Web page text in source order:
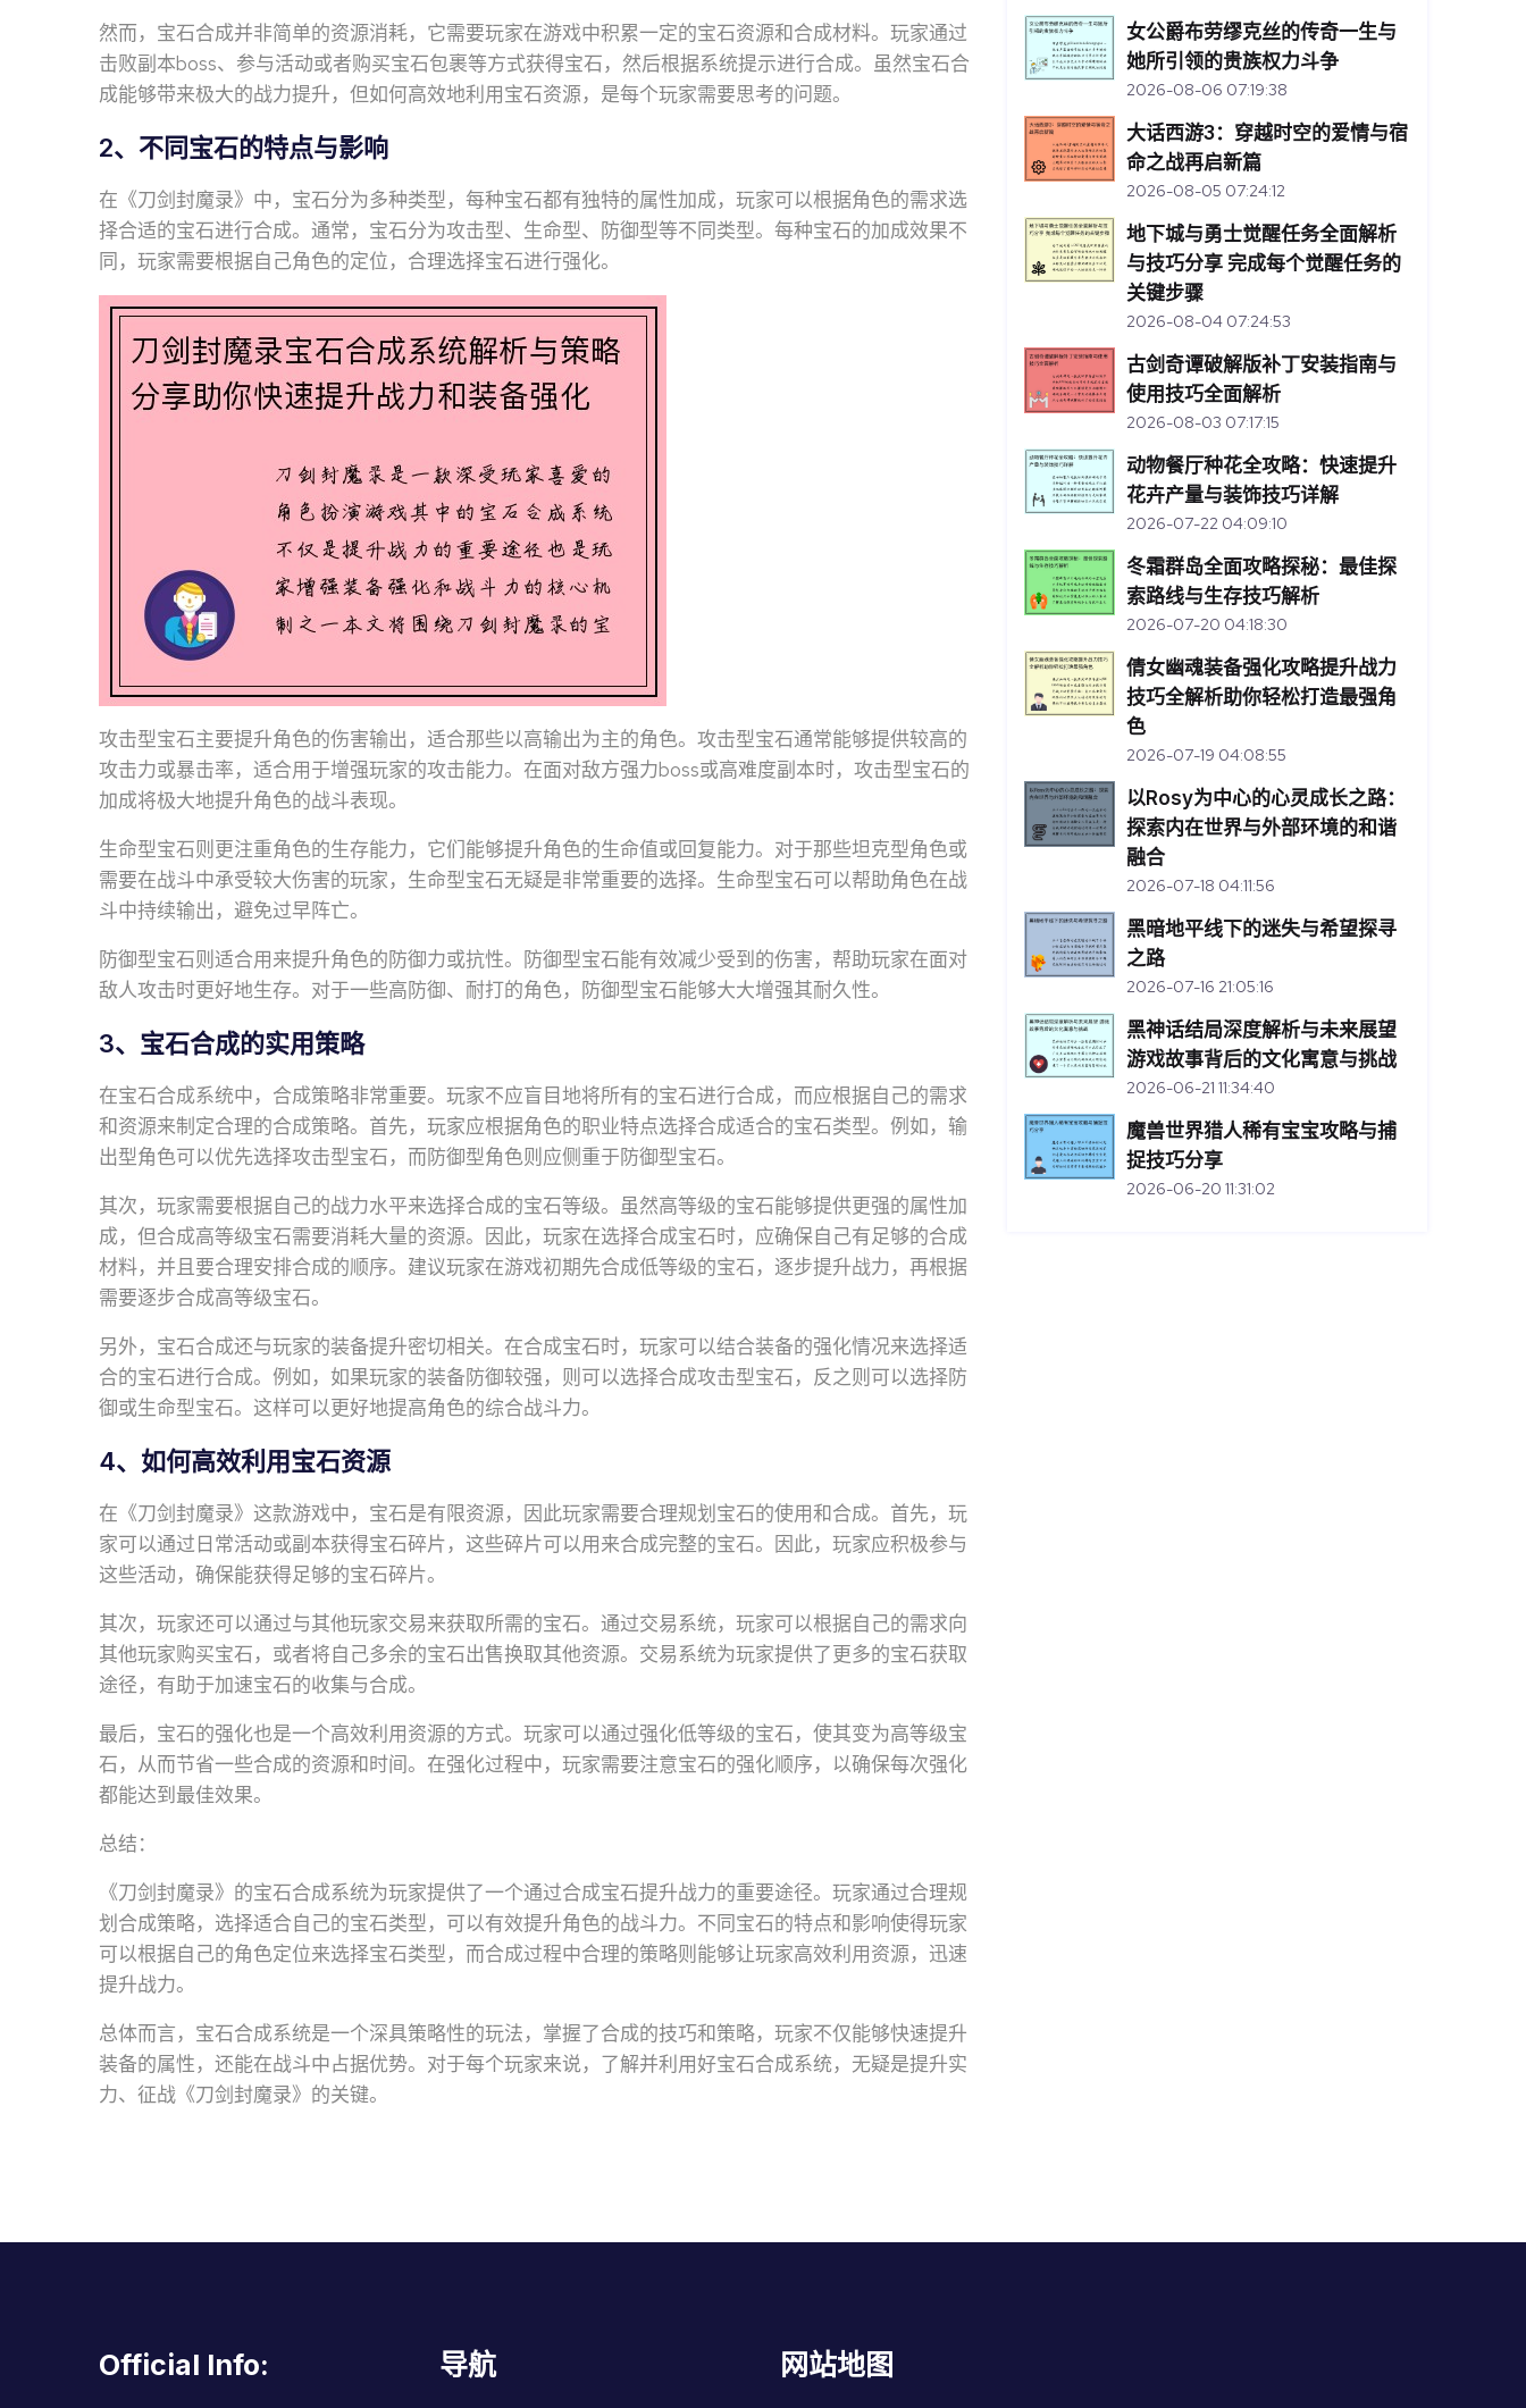
然而，宝石合成并非简单的资源消耗，它需要玩家在游戏中积累一定的宝石资源和合成材料。玩家通过
击败副本boss、参与活动或者购买宝石包裹等方式获得宝石，然后根据系统提示进行合成。虽然宝石合
成能够带来极大的战力提升，但如何高效地利用宝石资源，是每个玩家需要思考的问题。
2、不同宝石的特点与影响
在《刀剑封魔录》中，宝石分为多种类型，每种宝石都有独特的属性加成，玩家可以根据角色的需求选
择合适的宝石进行合成。通常，宝石分为攻击型、生命型、防御型等不同类型。每种宝石的加成效果不
同，玩家需要根据自己角色的定位，合理选择宝石进行强化。
攻击型宝石主要提升角色的伤害输出，适合那些以高输出为主的角色。攻击型宝石通常能够提供较高的
攻击力或暴击率，适合用于增强玩家的攻击能力。在面对敌方强力boss或高难度副本时，攻击型宝石的
加成将极大地提升角色的战斗表现。
生命型宝石则更注重角色的生存能力，它们能够提升角色的生命值或回复能力。对于那些坦克型角色或
需要在战斗中承受较大伤害的玩家，生命型宝石无疑是非常重要的选择。生命型宝石可以帮助角色在战
斗中持续输出，避免过早阵亡。
防御型宝石则适合用来提升角色的防御力或抗性。防御型宝石能有效减少受到的伤害，帮助玩家在面对
敌人攻击时更好地生存。对于一些高防御、耐打的角色，防御型宝石能够大大增强其耐久性。
3、宝石合成的实用策略
在宝石合成系统中，合成策略非常重要。玩家不应盲目地将所有的宝石进行合成，而应根据自己的需求
和资源来制定合理的合成策略。首先，玩家应根据角色的职业特点选择合成适合的宝石类型。例如，输
出型角色可以优先选择攻击型宝石，而防御型角色则应侧重于防御型宝石。
其次，玩家需要根据自己的战力水平来选择合成的宝石等级。虽然高等级的宝石能够提供更强的属性加
成，但合成高等级宝石需要消耗大量的资源。因此，玩家在选择合成宝石时，应确保自己有足够的合成
材料，并且要合理安排合成的顺序。建议玩家在游戏初期先合成低等级的宝石，逐步提升战力，再根据
需要逐步合成高等级宝石。
另外，宝石合成还与玩家的装备提升密切相关。在合成宝石时，玩家可以结合装备的强化情况来选择适
合的宝石进行合成。例如，如果玩家的装备防御较强，则可以选择合成攻击型宝石，反之则可以选择防
御或生命型宝石。这样可以更好地提高角色的综合战斗力。
4、如何高效利用宝石资源
在《刀剑封魔录》这款游戏中，宝石是有限资源，因此玩家需要合理规划宝石的使用和合成。首先，玩
家可以通过日常活动或副本获得宝石碎片，这些碎片可以用来合成完整的宝石。因此，玩家应积极参与
这些活动，确保能获得足够的宝石碎片。
其次，玩家还可以通过与其他玩家交易来获取所需的宝石。通过交易系统，玩家可以根据自己的需求向
其他玩家购买宝石，或者将自己多余的宝石出售换取其他资源。交易系统为玩家提供了更多的宝石获取
途径，有助于加速宝石的收集与合成。
最后，宝石的强化也是一个高效利用资源的方式。玩家可以通过强化低等级的宝石，使其变为高等级宝
石，从而节省一些合成的资源和时间。在强化过程中，玩家需要注意宝石的强化顺序，以确保每次强化
都能达到最佳效果。
总结：
《刀剑封魔录》的宝石合成系统为玩家提供了一个通过合成宝石提升战力的重要途径。玩家通过合理规
划合成策略，选择适合自己的宝石类型，可以有效提升角色的战斗力。不同宝石的特点和影响使得玩家
可以根据自己的角色定位来选择宝石类型，而合成过程中合理的策略则能够让玩家高效利用资源，迅速
提升战力。
总体而言，宝石合成系统是一个深具策略性的玩法，掌握了合成的技巧和策略，玩家不仅能够快速提升
装备的属性，还能在战斗中占据优势。对于每个玩家来说，了解并利用好宝石合成系统，无疑是提升实
力、征战《刀剑封魔录》的关键。
女公爵布劳缪克丝的传奇一生与
她所引领的贵族权力斗争
2026-08-06 07:19:38
大话西游3：穿越时空的爱情与宿
命之战再启新篇
2026-08-05 07:24:12
地下城与勇士觉醒任务全面解析
与技巧分享 完成每个觉醒任务的
关键步骤
2026-08-04 07:24:53
古剑奇谭破解版补丁安装指南与
使用技巧全面解析
2026-08-03 07:17:15
动物餐厅种花全攻略：快速提升
花卉产量与装饰技巧详解
2026-07-22 04:09:10
冬霜群岛全面攻略探秘：最佳探
索路线与生存技巧解析
2026-07-20 04:18:30
倩女幽魂装备强化攻略提升战力
技巧全解析助你轻松打造最强角
色
2026-07-19 04:08:55
以Rosy为中心的心灵成长之路：
探索内在世界与外部环境的和谐
融合
2026-07-18 04:11:56
黑暗地平线下的迷失与希望探寻
之路
2026-07-16 21:05:16
黑神话结局深度解析与未来展望
游戏故事背后的文化寓意与挑战
2026-06-21 11:34:40
魔兽世界猎人稀有宝宝攻略与捕
捉技巧分享
2026-06-20 11:31:02
Official Info: 导航 网站地图